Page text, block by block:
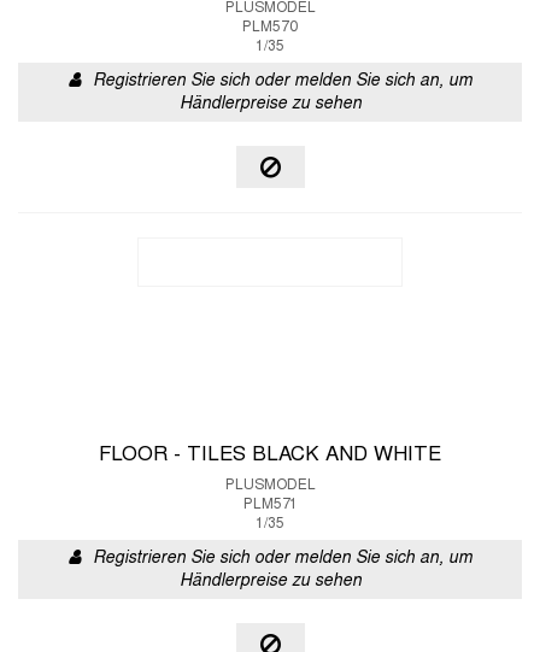
PLUSMODEL
PLM570
1/35
Registrieren Sie sich oder melden Sie sich an, um
Händlerpreise zu sehen
FLOOR - TILES BLACK AND WHITE
PLUSMODEL
PLM571
1/35
Registrieren Sie sich oder melden Sie sich an, um
Händlerpreise zu sehen